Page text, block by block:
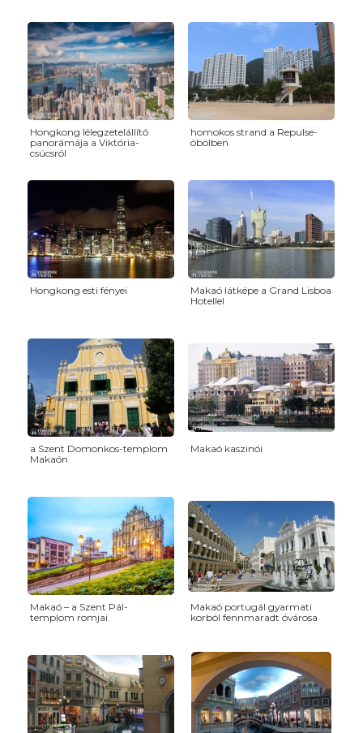
Hongkong lélegzetelállító
panorámája a Viktória-
csúcsról
homokos strand a Repulse-
öbölben
Hongkong esti fényei
Makaó látképe a Grand Lisboa
Hotellel
a Szent Domonkos-templom
Makaón
Makaó kaszinói
Makaó – a Szent Pál-
templom romjai
Makaó portugál gyarmati
korból fennmaradt óvárosa